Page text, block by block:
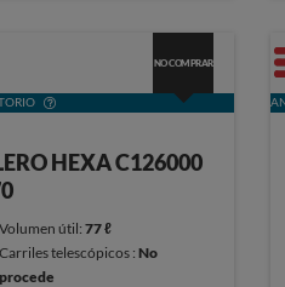
NO COMPRAR
HEXA C126000
Volumen útil:77 ℓ
Carriles telescópicos :No
procede